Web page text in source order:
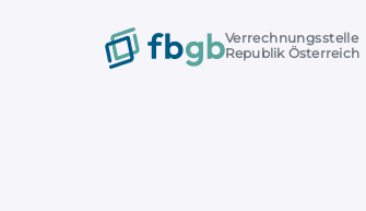
Verrechnungsstelle
Republik Österreich